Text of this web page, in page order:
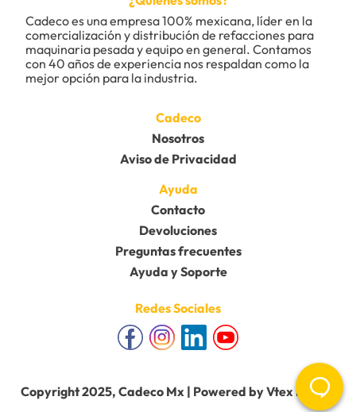
Cadeco es una empresa 100% mexicana, líder en la
comercialización y distribución de refacciones para
maquinaria pesada y equipo en general. Contamos
con 40 años de experiencia nos respaldan como la
mejor opción para la industria.
Cadeco
Nosotros
Aviso de Privacidad
Ayuda
Contacto
Devoluciones
Preguntas frecuentes
Ayuda y Soporte
Redes Sociales
Copyright 2025, Cadeco Mx | Powered by Vtex Mobile